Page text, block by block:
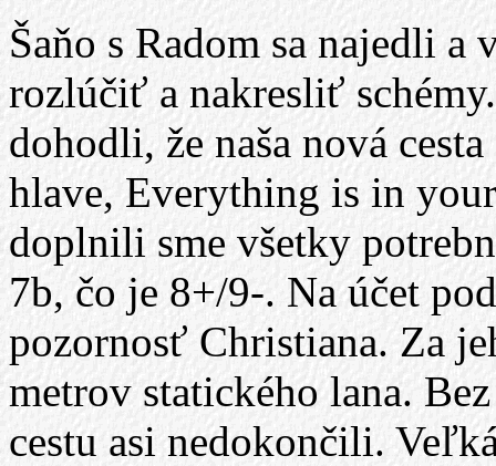
Šaňo s Radom sa najedli
rozlúčiť a nakresliť
dohodli, že naša nová
hlave, Everything is in
doplnili sme všetky
7b, čo je 8+/9-. Na účet
pozornosť Christiana. Za
metrov statického lana.
cestu asi nedokončili.